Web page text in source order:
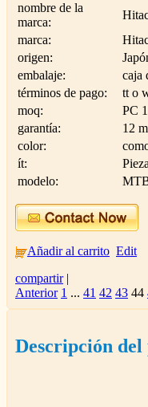
nombre de la
marca:
marca:
origen:
embalaje:
caja
términos de pago:
tt o
moq:
PC 1
garantía:
12
color:
ít:
modelo:
Añadir al carrito Edit
compartir |
Anterior 1 ... 41 42 43 44
Descripción